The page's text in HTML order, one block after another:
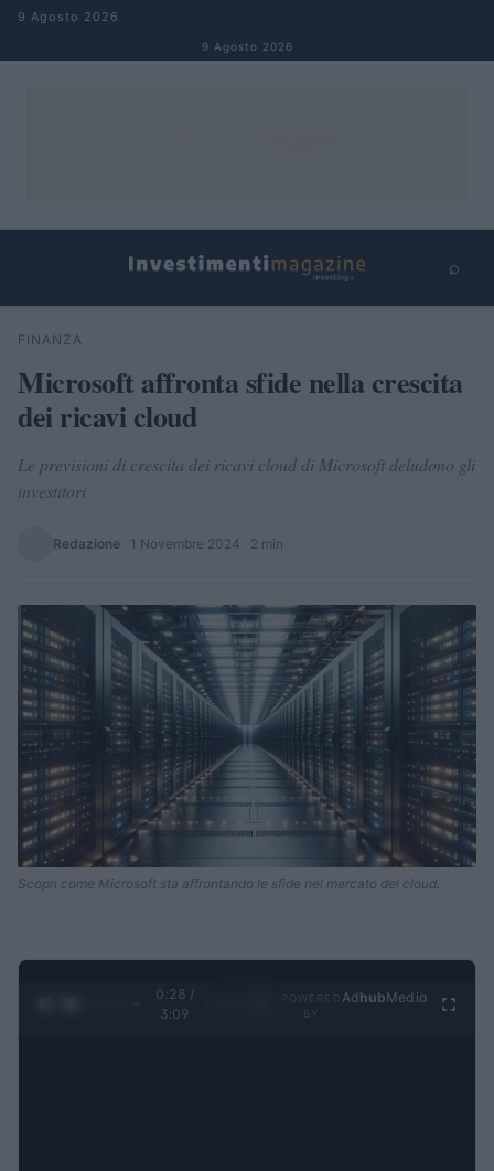
Salta al contenuto
9 Agosto 2026
9 Agosto 2026
⌕
Cerca
FINANZA
Microsoft affronta sfide nella crescita
dei ricavi cloud
Le previsioni di crescita dei ricavi cloud di Microsoft deludono gli
investitori
Redazione · 1 Novembre 2024 · 2 min
Scopri come Microsoft sta affrontando le sfide nel mercato del cloud.
0:28 /
3:09
Ad hubMedia